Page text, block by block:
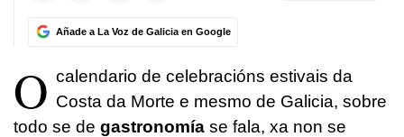
Añade a La Voz de Galicia en Google
O calendario de celebracións estivais da
Costa da Morte e mesmo de Galicia, sobre
todo se de gastronomía se fala, xa non se